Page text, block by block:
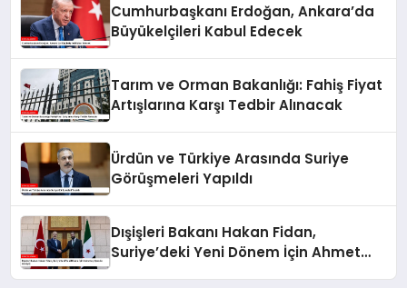
Cumhurbaşkanı Erdoğan, Ankara’da
Büyükelçileri Kabul Edecek
Tarım ve Orman Bakanlığı: Fahiş Fiyat
Artışlarına Karşı Tedbir Alınacak
Ürdün ve Türkiye Arasında Suriye
Görüşmeleri Yapıldı
Dışişleri Bakanı Hakan Fidan,
Suriye’deki Yeni Dönem İçin Ahmet